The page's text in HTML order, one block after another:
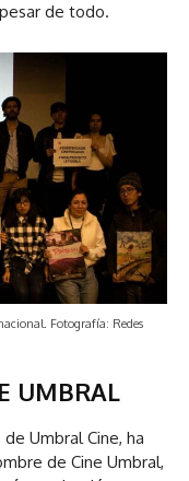
de todo.
Fotografía: Redes
UMBRAL
Umbral Cine, ha
de Cine Umbral,